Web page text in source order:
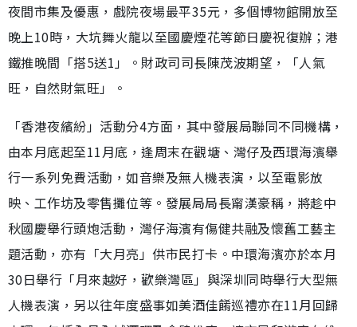
夜間市集及優惠，戲院夜場最平35元，多個博物館開放至
晚上10時，大坑舞火龍以至國慶煙花等節日慶祝復辦；港
鐵推晚間「搭5送1」。財政司司長陳茂波期望，「人氣
旺，自然財氣旺」。
「香港夜繽紛」活動分4方面，其中發展局聯同不同機構，
由本月底起至11月底，逢周末在觀塘、灣仔及西環海濱舉
行一系列免費活動，如音樂及無人機表演，以至電影放
映、工作坊及零售攤位等。發展局局長甯漢豪稱，將趁中
秋國慶舉行頭炮活動，灣仔海濱有傷健共融及懷舊工藝主
題活動，亦有「大月亮」供市民打卡。中環海濱亦於本月
30日舉行「月來越好，歡樂灣區」與深圳同時舉行大型無
人機表演，另以往年度盛事如美酒佳餚巡禮亦在11月回歸